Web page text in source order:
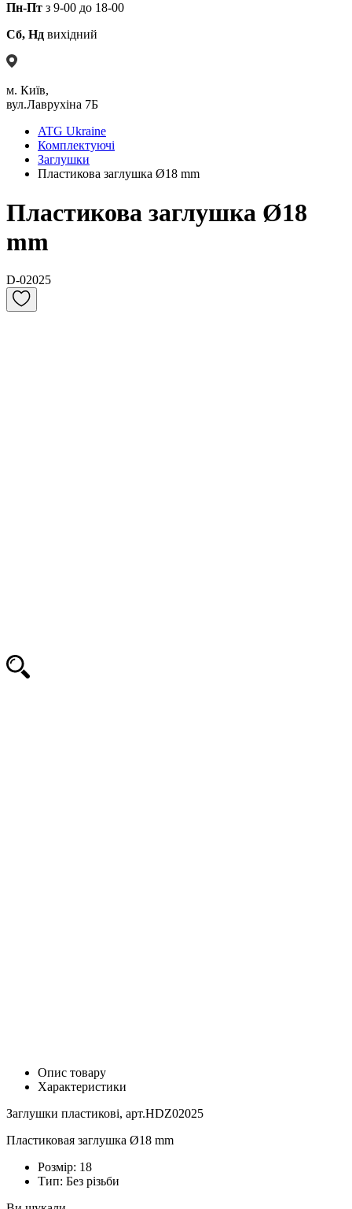
Пн-Пт з 9-00 до 18-00
Сб, Нд вихідний
м. Київ,
вул.Лаврухіна 7Б
ATG Ukraine
Комплектуючі
Заглушки
Пластикова заглушка Ø18 mm
Пластикова заглушка Ø18
mm
D-02025
Опис товару
Характеристики
Заглушки пластикові, арт.HDZ02025
Пластиковая заглушка Ø18 mm
Розмір: 18
Тип: Без різьби